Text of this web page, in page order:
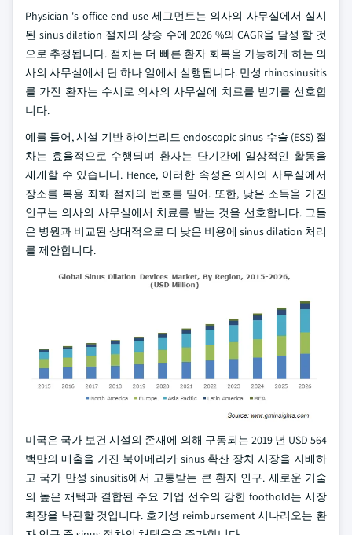
Physician 's office end-use 세그먼트는 의사의 사무실에서 실시
된 sinus dilation 절차의 상승 수에 2026 %의 CAGR을 달성 할 것
으로 추정됩니다. 절차는 더 빠른 환자 회복을 가능하게 하는 의
사의 사무실에서 단 하나 일에서 실행됩니다. 만성 rhinosinusitis
를 가진 환자는 수시로 의사의 사무실에 치료를 받기를 선호합
니다.
예를 들어, 시설 기반 하이브리드 endoscopic sinus 수술 (ESS) 절
차는 효율적으로 수행되며 환자는 단기간에 일상적인 활동을
재개할 수 있습니다. Hence, 이러한 속성은 의사의 사무실에서
장소를 복용 죄화 절차의 번호를 밀어. 또한, 낮은 소득을 가진
인구는 의사의 사무실에서 치료를 받는 것을 선호합니다. 그들
은 병원과 비교된 상대적으로 더 낮은 비용에 sinus dilation 처리
를 제안합니다.
미국은 국가 보건 시설의 존재에 의해 구동되는 2019 년 USD 564
백만의 매출을 가진 북아메리카 sinus 확산 장치 시장을 지배하
고 국가 만성 sinusitis에서 고통받는 큰 환자 인구. 새로운 기술
의 높은 채택과 결합된 주요 기업 선수의 강한 foothold는 시장
확장을 낙관할 것입니다. 호기성 reimbursement 시나리오는 환